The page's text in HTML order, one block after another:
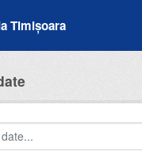
Timișoara